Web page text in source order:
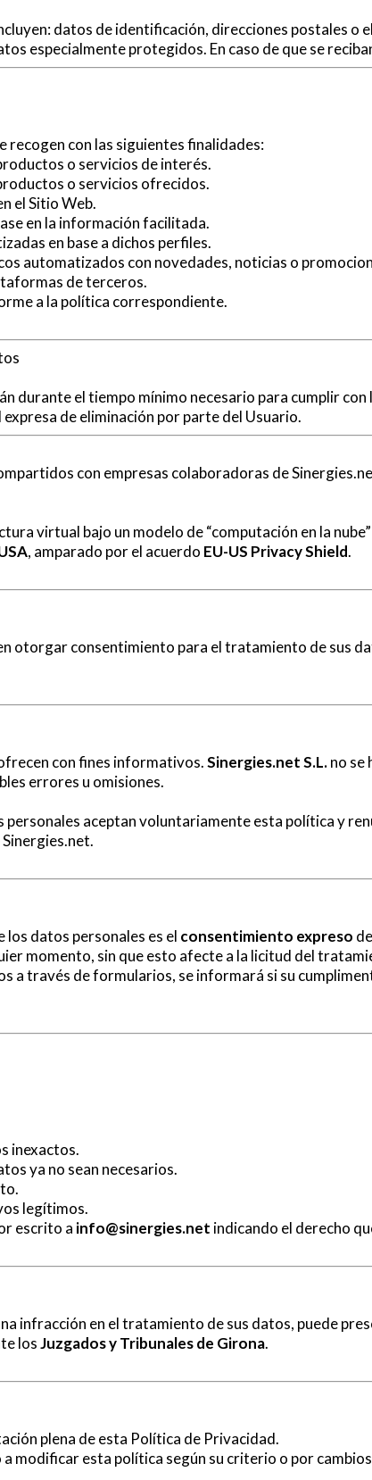
datos de identificación, direcciones postales o
especialmente protegidos. En caso de que se
recogen con las siguientes finalidades:
o servicios de interés.
o servicios ofrecidos.
el Sitio Web.
en la información facilitada.
en base a dichos perfiles.
automatizados con novedades, noticias o
de terceros.
a la política correspondiente.
durante el tiempo mínimo necesario para cumplir
de eliminación por parte del Usuario.
con empresas colaboradoras de
virtual bajo un modelo de “computación en la
, amparado por el acuerdo EU-US Privacy Shield.
otorgar consentimiento para el tratamiento de sus
con fines informativos.Sinergies.net S.L.no se
errores u omisiones.
personales aceptan voluntariamente esta política y
los datos personales es el consentimiento expreso
momento, sin que esto afecte a la licitud del
a través de formularios, se informará si su
inexactos.
ya no sean necesarios.
legítimos.
escrito a info@sinergies.net indicando el derecho
infracción en el tratamiento de sus datos, puede
losJuzgados y Tribunales de Girona.
plena de esta Política de Privacidad.
modificar esta política según su criterio o por